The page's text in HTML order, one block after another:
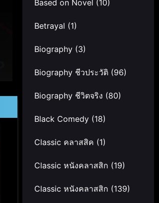
Based on Novel (10)
Betrayal (1)
Biography (3)
Biography ชีวประวัติ (96)
Biography ชีวิตจริง (80)
Black Comedy (18)
Classic คลาสสิค (1)
Classic หนังคลาสสิก (19)
Classic หนังคลาสสิก (139)